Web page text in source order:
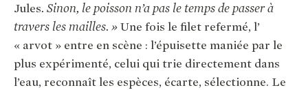
Jules. Sinon, le poisson n’a pas le temps de passer à
travers les mailles. »Une fois le filet refermé, l’
« arvot » entre en scène : l’épuisette maniée par le
plus expérimenté, celui qui trie directement dans
l’eau, reconnaît les espèces, écarte, sélectionne. Le